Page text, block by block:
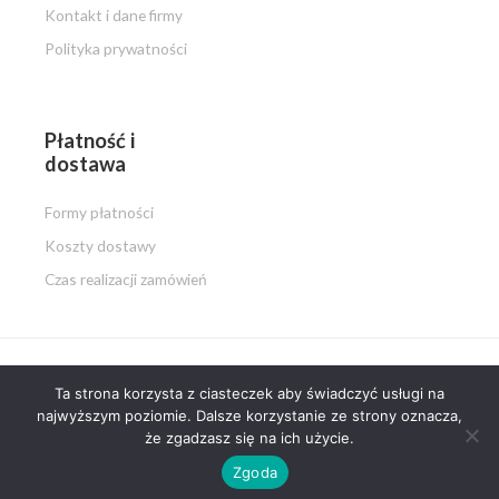
Kontakt i dane firmy
Polityka prywatności
Płatność i
dostawa
Formy płatności
Koszty dostawy
Czas realizacji zamówień
Copyright © 2026 PISZ i MALUJ.pl
Powered by PISZ i MALUJ.pl
Ta strona korzysta z ciasteczek aby świadczyć usługi na
najwyższym poziomie. Dalsze korzystanie ze strony oznacza,
że zgadzasz się na ich użycie.
Zgoda